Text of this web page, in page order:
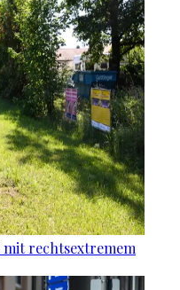
mit rechtsextremem